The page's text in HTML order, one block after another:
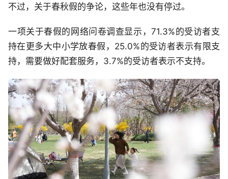
不过，关于春秋假的争论，这些年也没有停过。
一项关于春假的网络问卷调查显示，71.3%的受访者支
持在更多大中小学放春假，25.0%的受访者表示有限支
持，需要做好配套服务，3.7%的受访者表示不支持。